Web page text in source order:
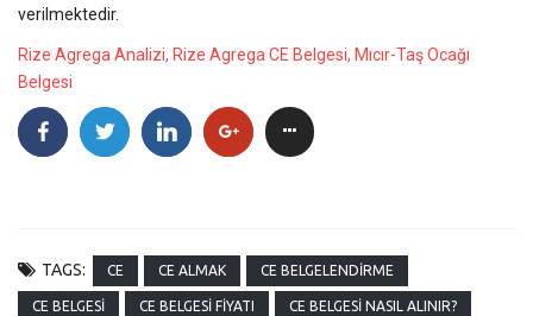
verilmektedir.
Rize Agrega Analizi, Rize Agrega CE Belgesi, Mıcır-Taş Ocağı
Belgesi
TAGS: CE CE ALMAK CE BELGELENDIRME
CE BELGESI CE BELGESI FIYATI CE BELGESI NASIL ALINIR?